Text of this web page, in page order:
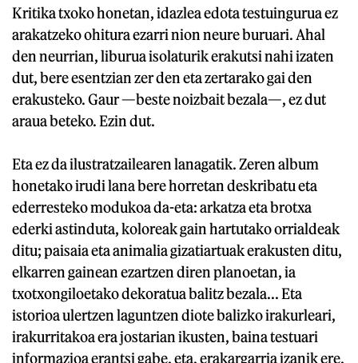
Kritika txoko honetan, idazlea edota testuingurua ez
arakatzeko ohitura ezarri nion neure buruari. Ahal
den neurrian, liburua isolaturik erakutsi nahi izaten
dut, bere esentzian zer den eta zertarako gai den
erakusteko. Gaur —beste noizbait bezala—, ez dut
araua beteko. Ezin dut.
Eta ez da ilustratzailearen lanagatik. Zeren album
honetako irudi lana bere horretan deskribatu eta
ederresteko modukoa da-eta: arkatza eta brotxa
ederki astinduta, koloreak gain hartutako orrialdeak
ditu; paisaia eta animalia gizatiartuak erakusten ditu,
elkarren gainean ezartzen diren planoetan, ia
txotxongiloetako dekoratua balitz bezala... Eta
istorioa ulertzen laguntzen diote balizko irakurleari,
irakurritakoa era jostarian ikusten, baina testuari
informazioa erantsi gabe, eta, erakargarria izanik ere,